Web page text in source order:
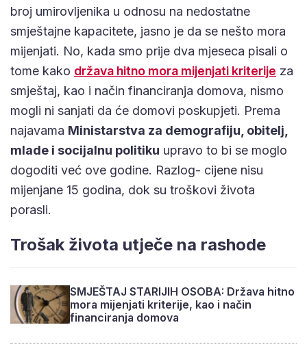
broj umirovljenika u odnosu na nedostatne
smještajne kapacitete, jasno je da se nešto mora
mijenjati. No, kada smo prije dva mjeseca pisali o
tome kako država hitno mora mijenjati kriterije za
smještaj, kao i način financiranja domova, nismo
mogli ni sanjati da će domovi poskupjeti. Prema
najavama Ministarstva za demografiju, obitelj,
mlade i socijalnu politiku upravo to bi se moglo
dogoditi već ove godine. Razlog- cijene nisu
mijenjane 15 godina, dok su troškovi života
porasli.
Trošak života utječe na rashode
SMJEŠTAJ STARIJIH OSOBA: Država hitno
mora mijenjati kriterije, kao i način
financiranja domova